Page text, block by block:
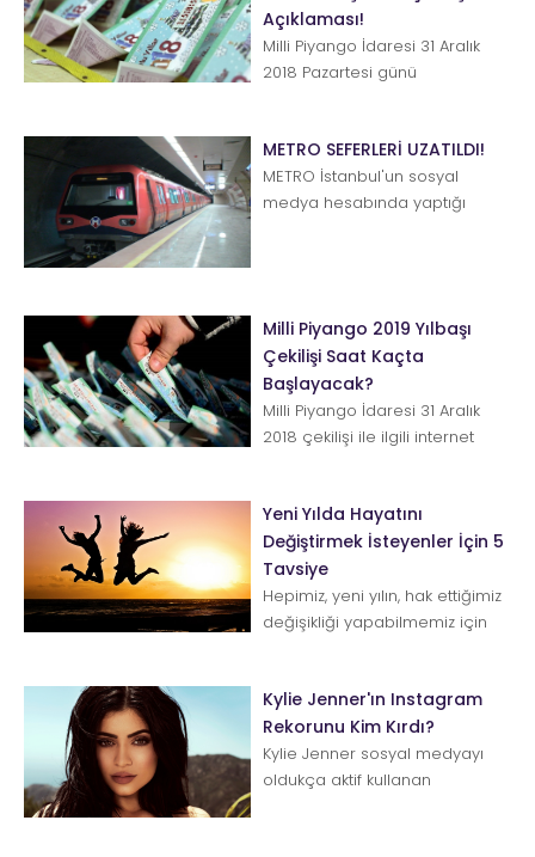
Açıklaması!
Milli Piyango İdaresi 31 Aralık
2018 Pazartesi günü
METRO SEFERLERİ UZATILDI!
METRO İstanbul'un sosyal
medya hesabında yaptığı
Milli Piyango 2019 Yılbaşı
Çekilişi Saat Kaçta
Başlayacak?
Milli Piyango İdaresi 31 Aralık
2018 çekilişi ile ilgili internet
Yeni Yılda Hayatını
Değiştirmek İsteyenler İçin 5
Tavsiye
Hepimiz, yeni yılın, hak ettiğimiz
değişikliği yapabilmemiz için
Kylie Jenner'ın Instagram
Rekorunu Kim Kırdı?
Kylie Jenner sosyal medyayı
oldukça aktif kullanan